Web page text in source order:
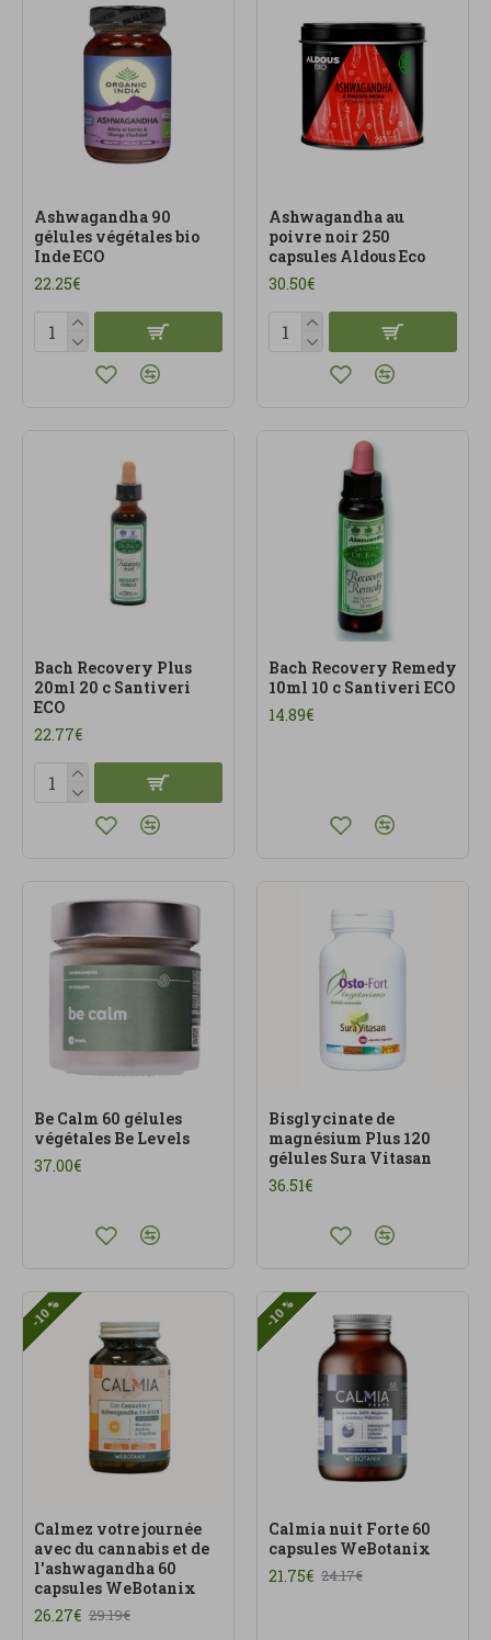
Notre catégorie système nerveux s’adresse à ceux
qui recherchent calme, énergie mentale et
équilibre avec des produits de qualité.
Ashwagandha 90
gélules végétales bio
Inde ECO
22.25€
Ashwagandha au
poivre noir 250
capsules Aldous Eco
30.50€
Bach Recovery Plus
20ml 20 c Santiveri
ECO
22.77€
Bach Recovery Remedy
10ml 10 c Santiveri ECO
14.89€
Be Calm 60 gélules
végétales Be Levels
37.00€
Bisglycinate de
magnésium Plus 120
gélules Sura Vitasan
36.51€
-10 %
Calmez votre journée
avec du cannabis et de
l'ashwagandha 60
capsules WeBotanix
26.27€ 29.19€
-10 %
Calmia nuit Forte 60
capsules WeBotanix
21.75€ 24.17€